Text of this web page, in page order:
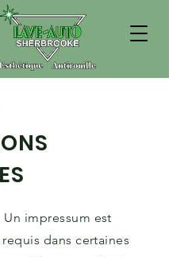
Un impressum est
dans certaines